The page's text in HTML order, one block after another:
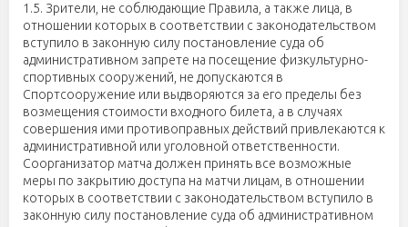
1.5. Зрители, не соблюдающие Правила, а также лица, в
отношении которых в соответствии с законодательством
вступило в законную силу постановление суда об
административном запрете на посещение физкультурно-
спортивных сооружений, не допускаются в
Спортсооружение или выдворяются за его пределы без
возмещения стоимости входного билета, а в случаях
совершения ими противоправных действий привлекаются к
административной или уголовной ответственности.
Соорганизатор матча должен принять все возможные
меры по закрытию доступа на матчи лицам, в отношении
которых в соответствии с законодательством вступило в
законную силу постановление суда об административном